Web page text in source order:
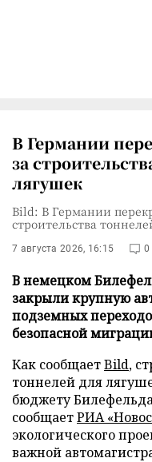
В Германии
за
лягушек
Bild: В Германии
строительства
7 августа 2026, 16:15 0
В немецком
закрыли крупную
подземных
безопасной
Как сообщаетBild,
тоннелей для
бюджету
сообщаетРИА
экологического
важной